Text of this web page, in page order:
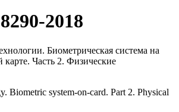
2018
Биометрическая система на
Часть 2. Физические
Biometric system-on-card. Part 2. Physical